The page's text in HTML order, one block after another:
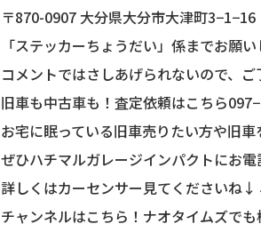
〒870-0907 大分県大分市大津町
「ステッカーちょうだい」係までお願い
コメントではさしあげられないので、ご
旧車も中古車も！査定依頼はこちら
お宅に眠っている旧車売りたい方や旧
ぜひハチマルガレージインパクトにお電
詳しくはカーセンサー見てください
チャンネルはこちら！ナオタイムズで